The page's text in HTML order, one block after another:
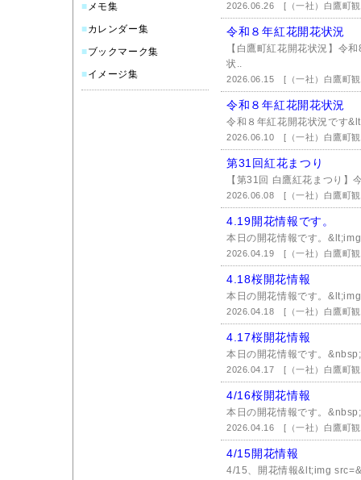
■ メモ集
■カレンダー集
■ブックマーク集
■イメージ集
2026.06.26[（一社）白鷹町
令和８年紅花開花状況
【白鷹町紅花開花状況】令
状..
2026.06.15[（一社）白鷹町
令和８年紅花開花状況
令和８年紅花開花状況です
2026.06.10[（一社）白鷹町
第31回紅花まつり
【第31回 白鷹紅花まつり
2026.06.08[（一社）白鷹町
4.19開花情報です。
本日の開花情報です。
2026.04.19[（一社）白鷹町
4.18桜開花情報
本日の開花情報です。
2026.04.18[（一社）白鷹町
4.17桜開花情報
本日の開花情報です。&nbsp;
2026.04.17[（一社）白鷹町
4/16桜開花情報
本日の開花情報です。
2026.04.16[（一社）白鷹町
4/15開花情報
4/15、開花情報&lt;img